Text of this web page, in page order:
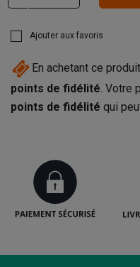
Ajouter aux favoris
En achetant ce
points de fidélité. Votre
points de fidélité qui